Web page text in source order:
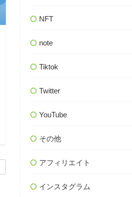
NFT
note
Tiktok
Twitter
YouTube
その他
アフィリエイト
インスタグラム